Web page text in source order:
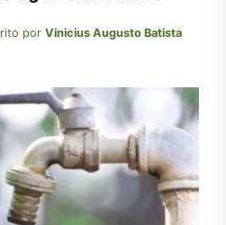
por Vinicius Augusto Batista